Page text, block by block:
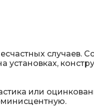
случаев.
или